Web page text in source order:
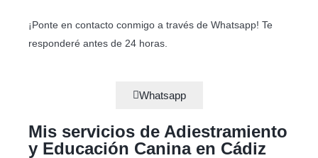
¡Ponte en contacto conmigo a través de Whatsapp! Te
responderé antes de 24 horas.
Whatsapp
Mis servicios de Adiestramiento
y Educación Canina en Cádiz